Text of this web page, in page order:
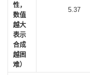
性，
数值
越大
表示
合成
越困
难）
5.37